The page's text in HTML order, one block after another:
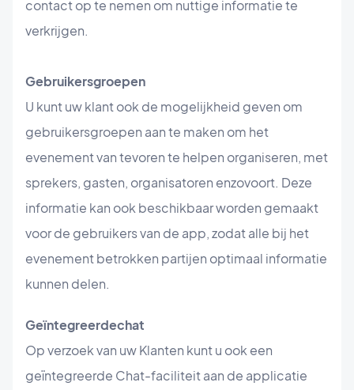
contact op te nemen om nuttige informatie te
verkrijgen.
Gebruikersgroepen
U kunt uw klant ook de mogelijkheid geven om
gebruikersgroepen aan te maken om het
evenement van tevoren te helpen organiseren, met
sprekers, gasten, organisatoren enzovoort. Deze
informatie kan ook beschikbaar worden gemaakt
voor de gebruikers van de app, zodat alle bij het
evenement betrokken partijen optimaal informatie
kunnen delen.
Geïntegreerdechat
Op verzoek van uw Klanten kunt u ook een
geïntegreerde Chat-faciliteit aan de applicatie